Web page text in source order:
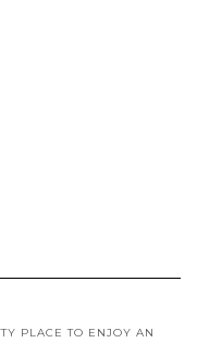
PLACE TO ENJOY AN